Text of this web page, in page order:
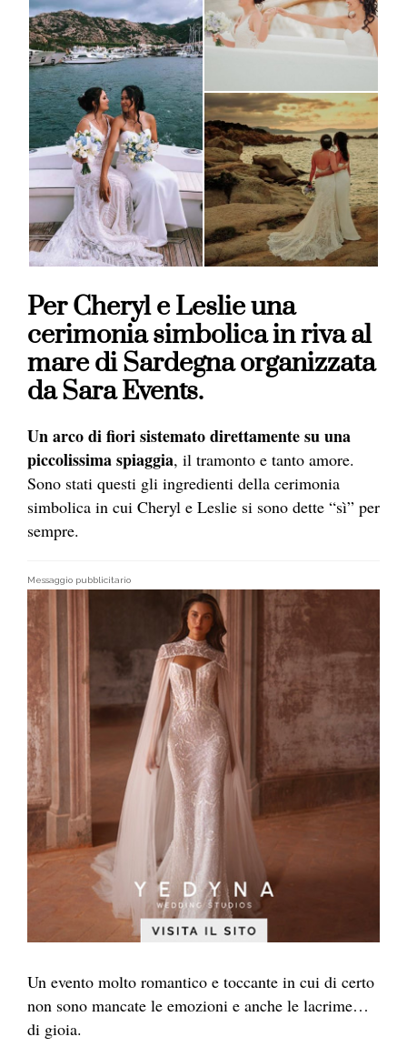
Per Cheryl e Leslie una
cerimonia simbolica in riva al
mare di Sardegna organizzata
da Sara Events.
Un arco di fiori sistemato direttamente su una
piccolissima spiaggia, il tramonto e tanto amore.
Sono stati questi gli ingredienti della cerimonia
simbolica in cui Cheryl e Leslie si sono dette “sì” per
sempre.
Messaggio pubblicitario
Un evento molto romantico e toccante in cui di certo
non sono mancate le emozioni e anche le lacrime…
di gioia.